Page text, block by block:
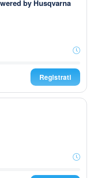
by Husqvarna
Registrati